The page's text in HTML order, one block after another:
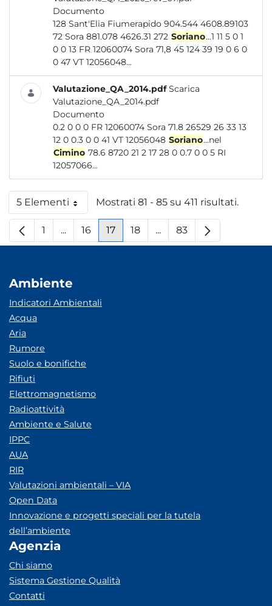
Documento
128 Sant'Elia Fiumerapido 904.544 4608.89103
72 Sora 881.078 4626.31 272 Soriano...1 11 5 0 1
0 0 13 FR 12060074 Sora 71,8 45 124 39 19 0 6 0
0 47 VT 12056048...
Valutazione_QA_2014.pdf Scarica
Valutazione_QA_2014.pdf
Documento
0.2 0 0 0 FR 12060074 Sora 71.8 26529 26 33 13
12 0 0.3 0 0 41 VT 12056048 Soriano...nel
Cimino 78.6 8720 21 2 17 28 0 0.7 0 0 5 RI
12057066...
5 ElementiPer paginaMostrati 81 - 85 su 411 risultati.
Pagina
1 ...Pagine intermedie
Pagina
16 Pagina
17 Pagina
18 ...Pagine intermedie
Pagina
83
Ambiente
Indicatori Ambientali
Acqua
Aria
Rumore
Suolo e bonifiche
Rifiuti
Elettromagnetismo
Radioattività
Ambiente e Salute
IPPC
AUA
RIR
Valutazioni ambientali – VIA
Open Data
Innovazione e progetti speciali per la tutela
dell’ambiente
Agenzia
Chi siamo
Sistema Gestione Qualità
Contatti